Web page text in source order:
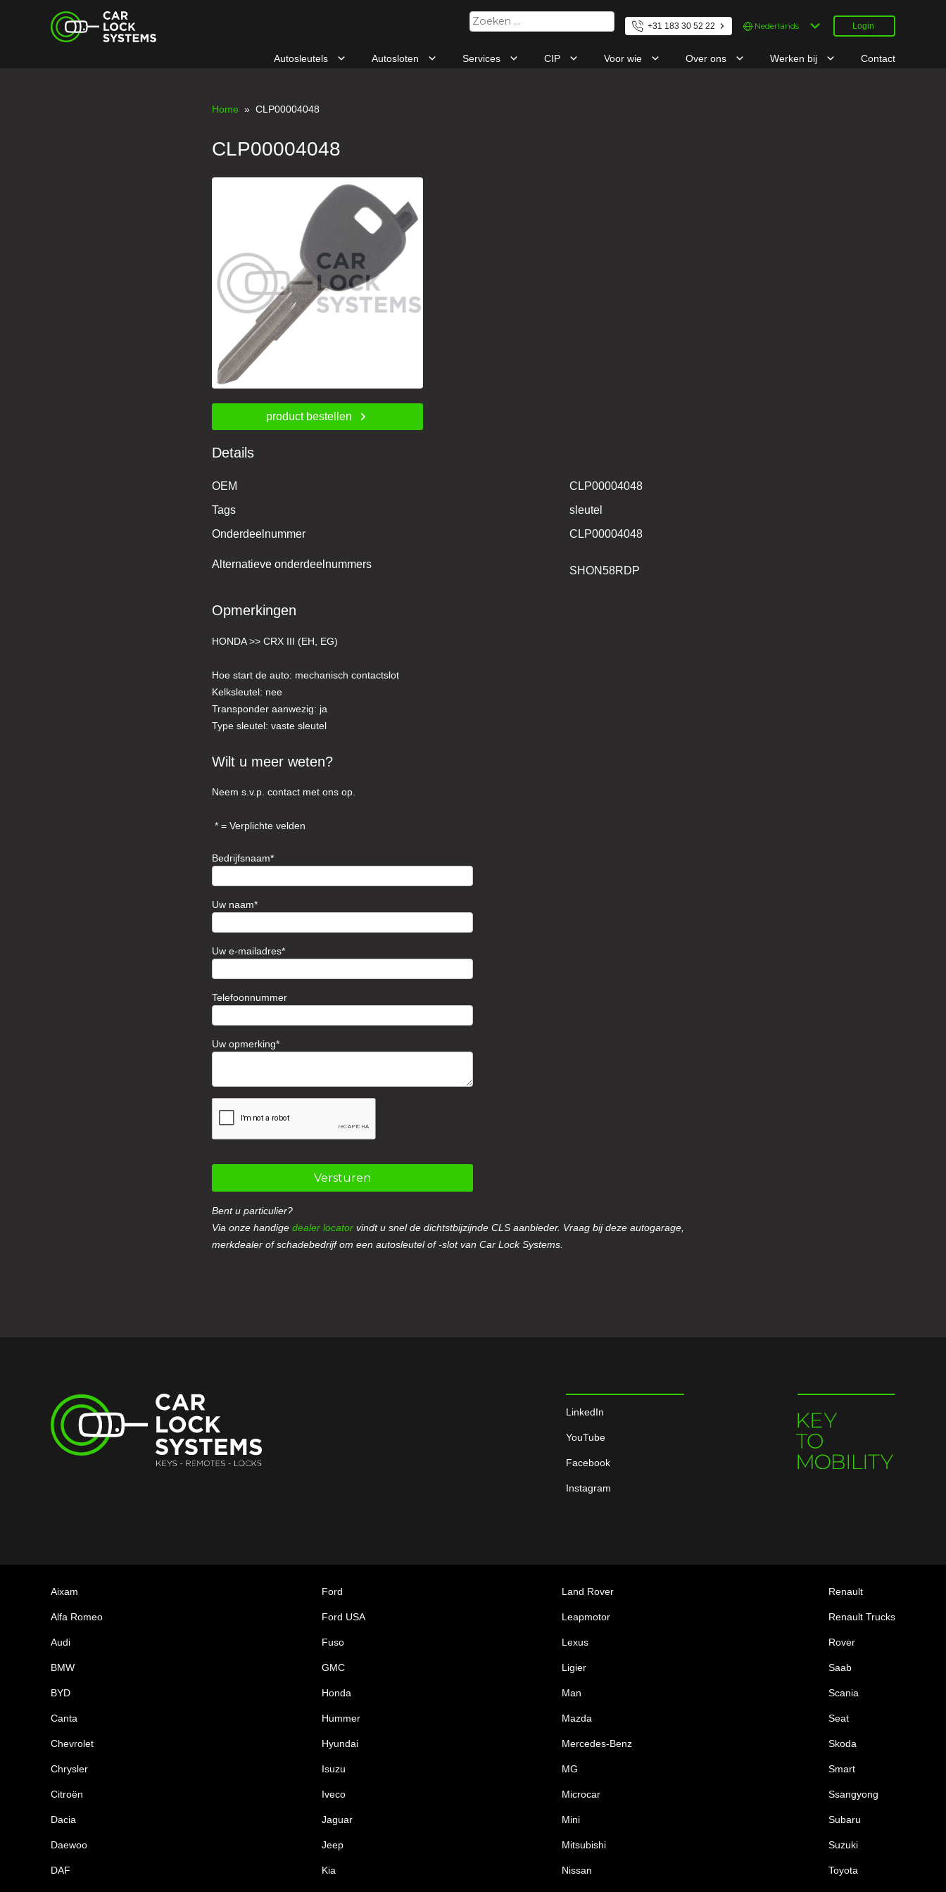
Car Lock Systems
Zoeken
naar:
+31 183 30 52 22
Kies
een
Login
Autosleutels Autosloten Services CIP Voor wie Over ons Werken bij Contact
Home » CLP00004048
CLP00004048
product bestellen
Details
OEM
CLP00004048
Tags
sleutel
Onderdeelnummer
CLP00004048
Alternatieve onderdeelnummers
SHON58RDP
Opmerkingen
HONDA >> CRX III (EH, EG)
Hoe start de auto: mechanisch contactslot
Kelksleutel: nee
Transponder aanwezig: ja
Type sleutel: vaste sleutel
Wilt u meer weten?
Neem s.v.p. contact met ons op.
= Verplichte velden
Bedrijfsnaam
Uw naam
Uw e-mailadres
Telefoonnummer
Uw opmerking
Versturen
Bent u particulier?
Via onze handigedealer locator vindt u snel de dichtstbijzijnde CLS aanbieder. Vraag bij deze autogarage,
merkdealer of schadebedrijf om een autosleutel of -slot van Car Lock Systems.
LinkedIn
YouTube
Facebook
Instagram
Aixam
Alfa Romeo
Audi
BMW
BYD
Canta
Chevrolet
Chrysler
Citroën
Dacia
Daewoo
DAF
Ford
Ford USA
Fuso
GMC
Honda
Hummer
Hyundai
Isuzu
Iveco
Jaguar
Jeep
Kia
Land Rover
Leapmotor
Lexus
Ligier
Man
Mazda
Mercedes-Benz
MG
Microcar
Mini
Mitsubishi
Nissan
Renault
Renault Trucks
Rover
Saab
Scania
Seat
Skoda
Smart
Ssangyong
Subaru
Suzuki
Toyota